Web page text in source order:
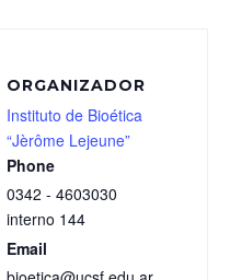
ORGANIZADOR
Instituto de Bioética
“Jèrôme Lejeune”
Phone
0342 - 4603030
interno 144
Email